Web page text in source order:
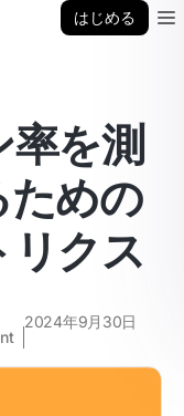
はじめる
率を測
ための
リクス
2024年9月30日